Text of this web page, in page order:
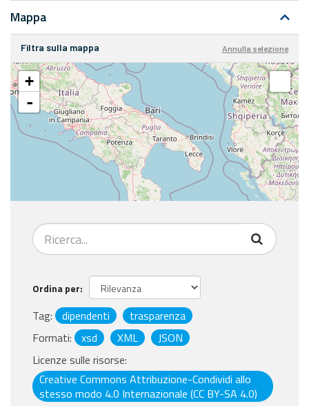
Mappa
Filtra sulla mappa Annulla selezione
+
-
Ordina per
Tag: dipendenti
trasparenza
Formati:
xsd XML
JSON
Licenze sulle risorse:
Creative Commons Attribuzione-Condividi allo
stesso modo 4.0 Internazionale (CC BY-SA 4.0)